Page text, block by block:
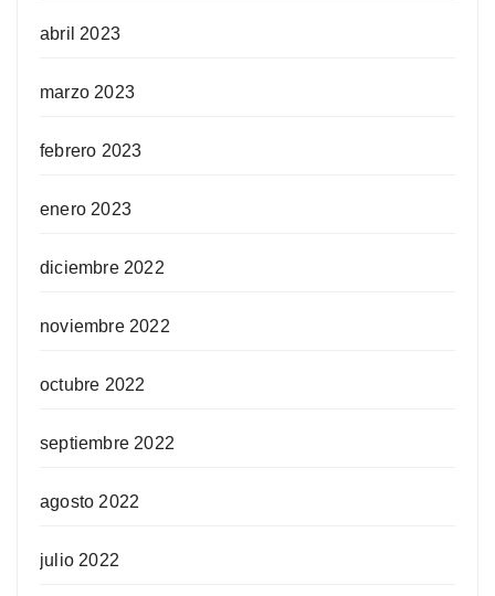
abril 2023
marzo 2023
febrero 2023
enero 2023
diciembre 2022
noviembre 2022
octubre 2022
septiembre 2022
agosto 2022
julio 2022